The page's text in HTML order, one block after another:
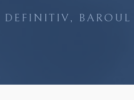
DEFINITIV, BAROUL